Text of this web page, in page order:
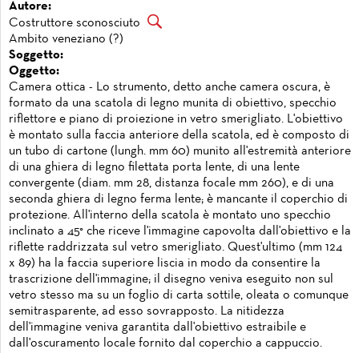
Autore:
Costruttore sconosciuto
Ambito veneziano (?)
Soggetto:
Oggetto:
Camera ottica - Lo strumento, detto anche camera oscura, è
formato da una scatola di legno munita di obiettivo, specchio
riflettore e piano di proiezione in vetro smerigliato. L'obiettivo
è montato sulla faccia anteriore della scatola, ed è composto di
un tubo di cartone (lungh. mm 60) munito all'estremità anteriore
di una ghiera di legno filettata porta lente, di una lente
convergente (diam. mm 28, distanza focale mm 260), e di una
seconda ghiera di legno ferma lente; è mancante il coperchio di
protezione. All'interno della scatola è montato uno specchio
inclinato a 45° che riceve l'immagine capovolta dall'obiettivo e la
riflette raddrizzata sul vetro smerigliato. Quest'ultimo (mm 124
x 89) ha la faccia superiore liscia in modo da consentire la
trascrizione dell'immagine; il disegno veniva eseguito non sul
vetro stesso ma su un foglio di carta sottile, oleata o comunque
semitrasparente, ad esso sovrapposto. La nitidezza
dell'immagine veniva garantita dall'obiettivo estraibile e
dall'oscuramento locale fornito dal coperchio a cappuccio.